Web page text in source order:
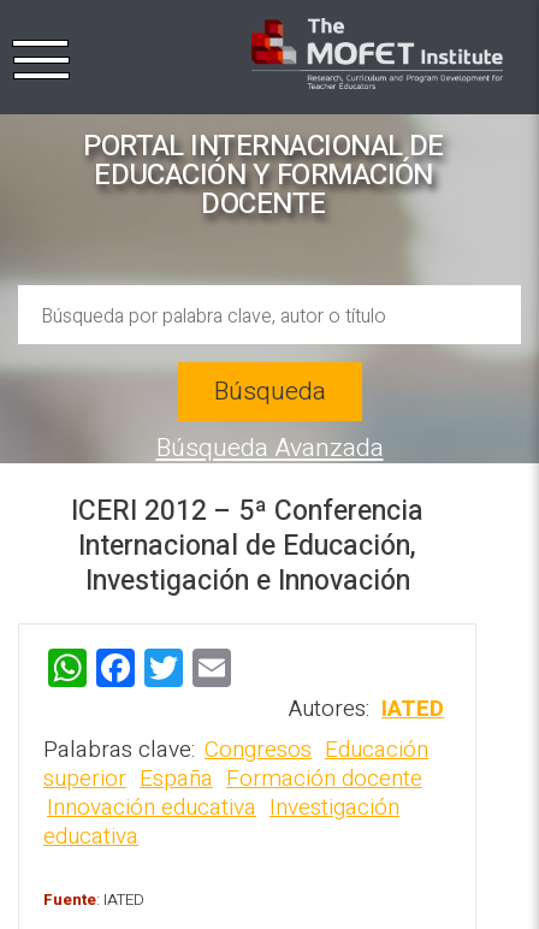
PORTAL INTERNACIONAL DE
EDUCACIÓN Y FORMACIÓN
DOCENTE
REPOSITORIO EN LÍNEA DE
CONTENIDOS ACADÉMICOS SOBRE
EDUCACIÓN Y FORMACIÓN DEL
PROFESORADO
Búsqueda
Búsqueda Avanzada
ICERI 2012 – 5ª Conferencia
Internacional de Educación,
Investigación e Innovación
W
h
at
s
A
p
p
F
a
ce
b
o
o
k
T
wi
tt
er
ai
l
Autores: IATED
Palabras clave: Congresos Educación
superior España Formación docente
Innovación educativa Investigación
educativa
Fuente: IATED